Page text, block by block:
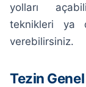
yolları
teknikleri ya
verebilirsiniz.
Tezin